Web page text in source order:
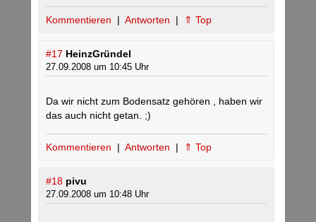
Kommentieren | Antworten | ⇑ Top
#17 HeinzGründel
27.09.2008 um 10:45 Uhr
Da wir nicht zum Bodensatz gehören , haben wir
das auch nicht getan. ;)
Kommentieren | Antworten | ⇑ Top
#18 pivu
27.09.2008 um 10:48 Uhr